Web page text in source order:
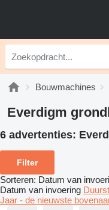
Bouwmachines
Everdigm
6 advertenties:
Filter
Sorteren: Datum van
Datum van invoering
Jaar - de nieuwste